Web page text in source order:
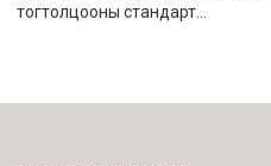
тогтолцооны стандарт…